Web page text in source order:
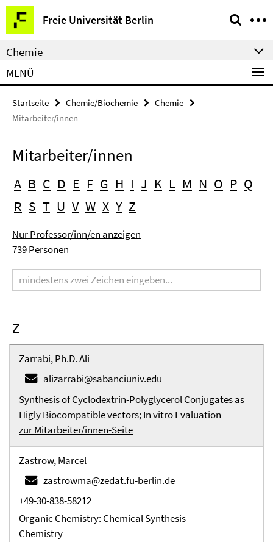
Springe
direkt
zu
Inhalt
Freie Universität Berlin
Service-
Navigation
Chemie
MENÜ
Startseite Chemie/Biochemie
Chemie
Mitarbeiter/innen
Mitarbeiter/innen
A B C D E F G H I J K L M N O P Q
R S T U V W X Y Z
Nur Professor/inn/en anzeigen
739 Personen
Z
Zarrabi, Ph.D. Ali
alizarrabi@sabanciuniv.edu
Synthesis of Cyclodextrin-Polyglycerol Conjugates as
Higly Biocompatible vectors; In vitro Evaluation
zur Mitarbeiter/innen-Seite
Zastrow, Marcel
zastrowma@zedat.fu-berlin.de
+49-30-838-58212
Organic Chemistry: Chemical Synthesis
Chemistry